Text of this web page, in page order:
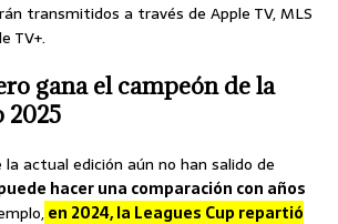
transmitidos a través de Apple TV, MLS
TV+.
gana el campeón de la
2025
actual edición aún no han salido de
hacer una comparación con años
en 2024, la Leagues Cup repartió